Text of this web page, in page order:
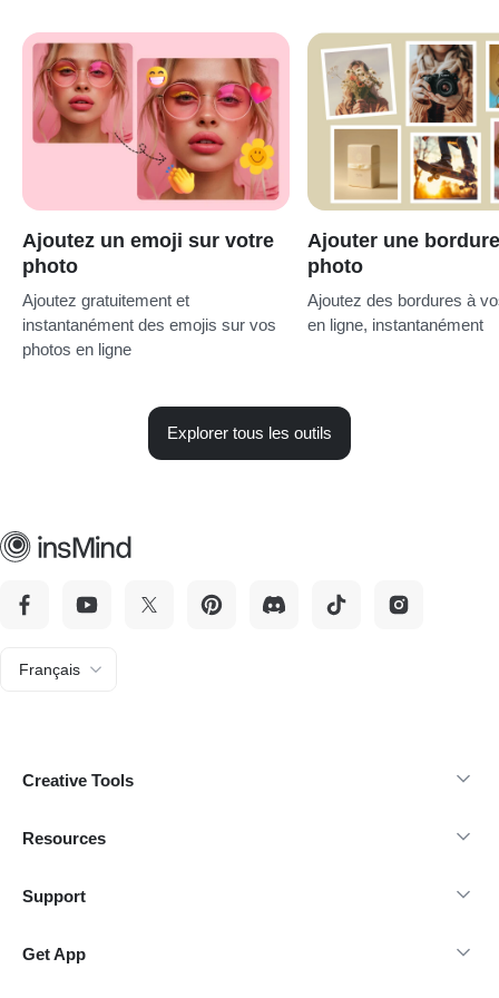
Ajoutez un emoji sur votre
photo
Ajoutez gratuitement et
instantanément des emojis sur vos
photos en ligne
Ajouter une
photo
Ajoutez des bordures à
en ligne, instantanément
Explorer tous les outils
Français
Creative Tools
Resources
Support
Get App